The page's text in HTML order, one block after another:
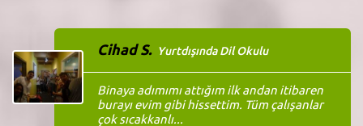
Cihad S. Yurtdışında Dil Okulu
Binaya adımımı attığım ilk andan itibaren
burayı evim gibi hissettim. Tüm çalışanlar
çok sıcakkanlı...